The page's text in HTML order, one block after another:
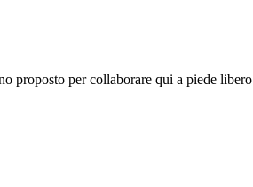
proposto per collaborare qui a piede libero